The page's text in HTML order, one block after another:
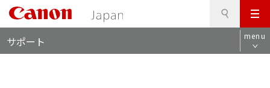
メ
ニ
ュ
サポート menu